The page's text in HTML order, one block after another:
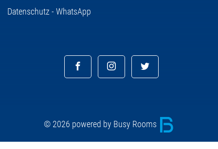
Datenschutz - WhatsApp
© 2026 powered by Busy Rooms